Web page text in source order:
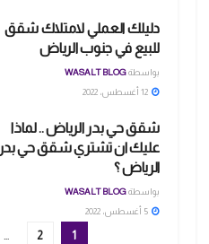
دليلك العملي لامتلاك شقق
للبيع في جنوب الرياض
بواسطةWASALT BLOG
شقق حي بدر الرياض .. لماذا
عليك ان تشتري شقق حي بدر
الرياض ؟
بواسطةWASALT BLOG
1
2
…